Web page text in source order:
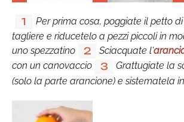
1
Per prima cosa, poggiate il petto
tagliere e riducetelo a pezzi piccoli in
uno spezzatino
2 Sciacquate l'
con un canovaccio
3
Grattugiate la
(solo la parte arancione) e sistematela